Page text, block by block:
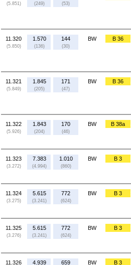
(5.851) (249) (53)
11.320
(5.850)
1.570
(136)
144
(30)
BW B 36
11.321
(5.849)
1.845
(205)
171
(47)
BW B 36
11.322
(5.926)
1.843
(204)
170
(46)
BW B 38a
11.323
(3.272)
7.383
(4.994)
1.010
(860)
BW B 3
11.324
(3.275)
5.615
(3.241)
772
(624)
BW B 3
11.325
(3.276)
5.615
(3.241)
772
(624)
BW B 3
11.326 4.939 659 BW B 3